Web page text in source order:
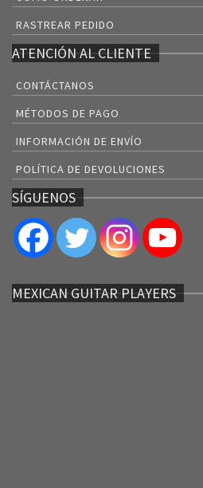
RASTREAR PEDIDO
ATENCIÓN AL CLIENTE
CONTÁCTANOS
MÉTODOS DE PAGO
INFORMACIÓN DE ENVÍO
POLÍTICA DE DEVOLUCIONES
SÍGUENOS
MEXICAN GUITAR PLAYERS